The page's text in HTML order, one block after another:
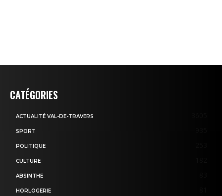
CATÉGORIES
ACTUALITÉ VAL-DE-TRAVERS
SPORT
POLITIQUE
CULTURE
ABSINTHE
HORLOGERIE